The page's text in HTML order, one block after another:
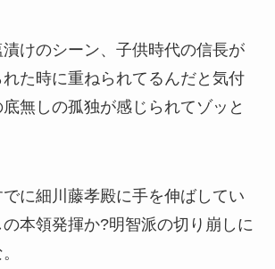
けのシーン、子供時代の信長が
た時に重ねられてるんだと気付
無しの孤独が感じられてゾッと
に細川藤孝殿に手を伸ばしてい
本領発揮か?明智派の切り崩しに